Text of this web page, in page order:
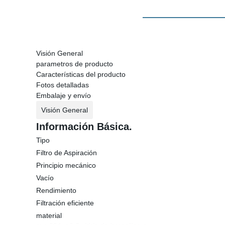
Visión General
parametros de producto
Características del producto
Fotos detalladas
Embalaje y envío
Visión General
Información Básica.
Tipo
Filtro de Aspiración
Principio mecánico
Vacío
Rendimiento
Filtración eficiente
material